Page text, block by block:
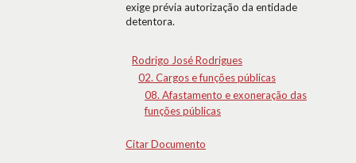
exige prévia autorização da entidade
detentora.
Rodrigo José Rodrigues
02. Cargos e funções públicas
08. Afastamento e exoneração das
funções públicas
Citar Documento